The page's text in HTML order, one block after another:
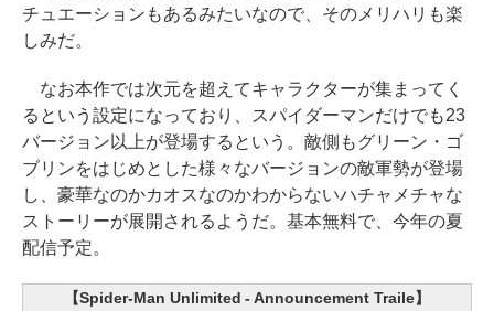
チュエーションもあるみたいなので、そのメリハリも楽
しみだ。
なお本作では次元を超えてキャラクターが集まってく
るという設定になっており、スパイダーマンだけでも23
バージョン以上が登場するという。敵側もグリーン・ゴ
ブリンをはじめとした様々なバージョンの敵軍勢が登場
し、豪華なのかカオスなのかわからないハチャメチャな
ストーリーが展開されるようだ。基本無料で、今年の夏
配信予定。
【Spider-Man Unlimited - Announcement Traile】